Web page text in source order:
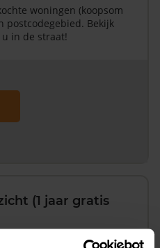
woningen (koopsom
postcodegebied. Bekijk
in de straat!
(1 jaar gratis